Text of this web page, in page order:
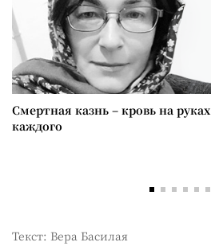
Смертная казнь – кровь на руках
каждого
Текст: Вера Басилая